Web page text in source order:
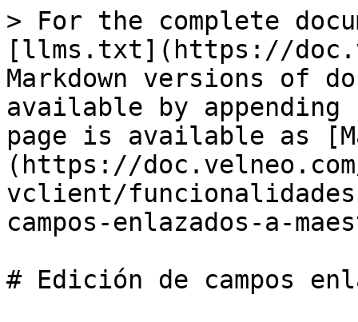
> For the complete
[llms.txt](https://
Markdown versions of
available by
page is available as
(https://
vclient/
campos-enlazados-a-
# Edición de campos